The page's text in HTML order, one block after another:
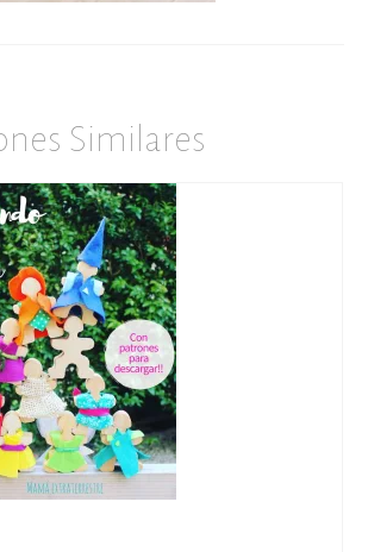
Similares